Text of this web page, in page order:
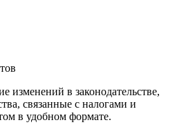
изменений в законодательстве,
связанные с налогами и
в удобном формате.